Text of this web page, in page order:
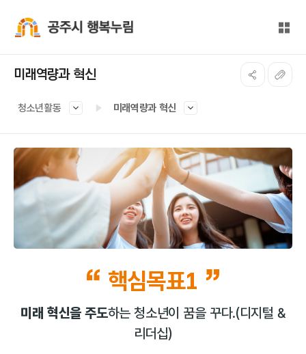
전체
미래역량과 혁신
청소년활동 미래역량과 혁신
핵심목표1
미래 혁신을 주도하는 청소년이 꿈을 꾸다.(디지털 &
리더십)